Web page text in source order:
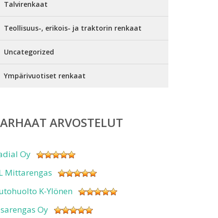
Talvirenkaat
Teollisuus-, erikois- ja traktorin renkaat
Uncategorized
Ympärivuotiset renkaat
ARVOSTELUT
Oy
Mittarengas
K-Ylönen
Oy